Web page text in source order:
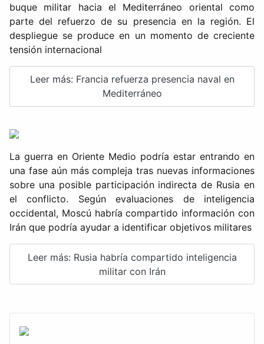
buque militar hacia el Mediterráneo oriental como
parte del refuerzo de su presencia en la región. El
despliegue se produce en un momento de creciente
tensión internacional
Leer más: Francia refuerza presencia naval en
Mediterráneo
La guerra en Oriente Medio podría estar entrando en
una fase aún más compleja tras nuevas informaciones
sobre una posible participación indirecta de Rusia en
el conflicto. Según evaluaciones de inteligencia
occidental, Moscú habría compartido información con
Irán que podría ayudar a identificar objetivos militares
Leer más: Rusia habría compartido inteligencia
militar con Irán